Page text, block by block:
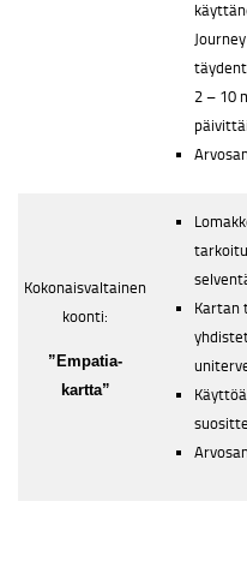
2 – 10
Kokonaisvaltainen
koonti:
”Empatia-
kartta”
Kartan